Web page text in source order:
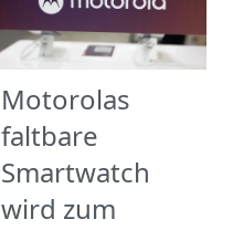
Motorolas
faltbare
Smartwatch
wird zum